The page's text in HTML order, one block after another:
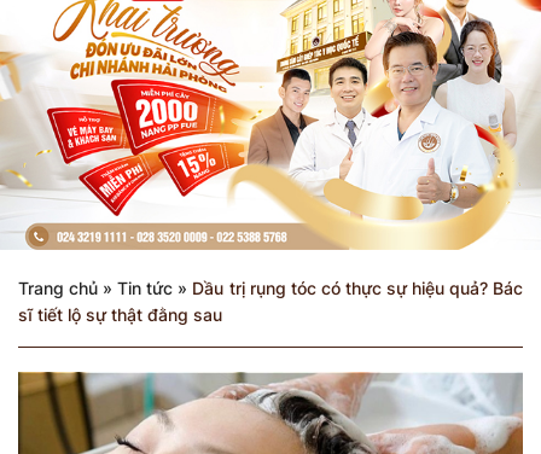
Trang chủ »Tin tức » Dầu trị rụng tóc có thực sự hiệu quả? Bác
sĩ tiết lộ sự thật đằng sau